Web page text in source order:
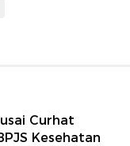
Curhat
Kesehatan